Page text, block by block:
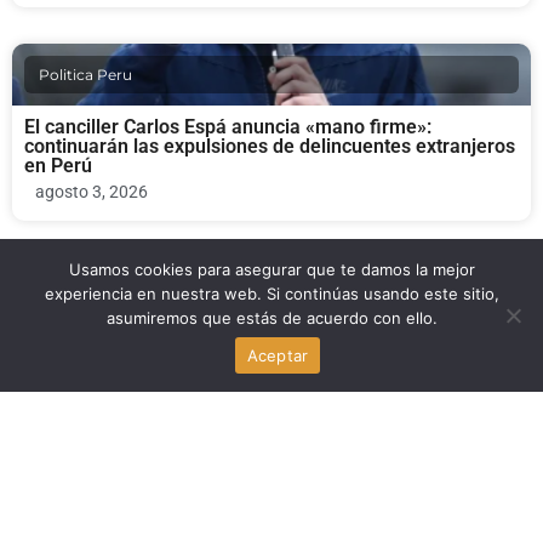
Politica Peru
El canciller Carlos Espá anuncia «mano firme»:
continuarán las expulsiones de delincuentes extranjeros
en Perú
agosto 3, 2026
Politica Peru
Keiko Fujimori conforma su gabinete con excríticos del
fujimorismo: Luis Galarreta lidera la lista
Usamos cookies para asegurar que te damos la mejor
experiencia en nuestra web. Si continúas usando este sitio,
asumiremos que estás de acuerdo con ello.
Aceptar